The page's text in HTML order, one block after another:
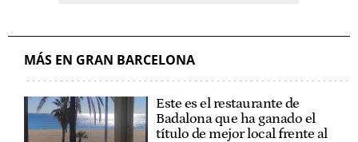
MÁS EN GRAN BARCELONA
Este es el restaurante de
Badalona que ha ganado el
título de mejor local frente al